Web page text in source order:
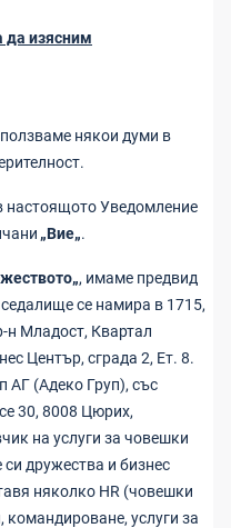
да изясним
някои думи в
настоящото Уведомление
„Вие„.
, имаме предвид
се намира в 1715,
н Младост, Квартал
Център, сграда 2, Ет. 8.
АГ (Адеко Груп), със
30, 8008 Цюрих,
на услуги за човешки
си дружества и бизнес
няколко HR (човешки
командироване, услуги за